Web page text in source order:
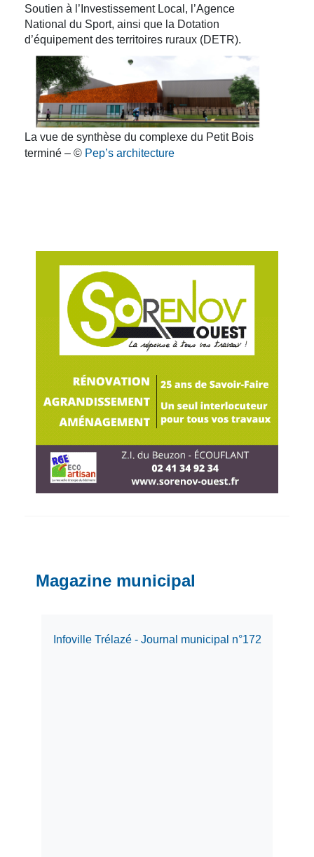
Soutien à l’Investissement Local, l’Agence
National du Sport, ainsi que la Dotation
d’équipement des territoires ruraux (DETR).
La vue de synthèse du complexe du Petit Bois
terminé – © Pep’s architecture
Magazine municipal
Infoville Trélazé - Journal municipal n°172